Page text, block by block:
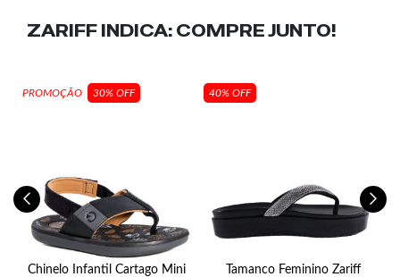
ZARIFF INDICA: COMPRE JUNTO!
PROMOÇÃO 30% OFF
Chinelo Infantil Cartago Mini
40% OFF
Tamanco Feminino Zariff